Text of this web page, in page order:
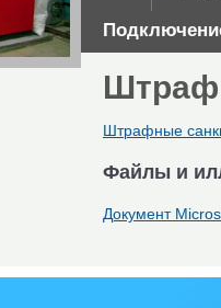
Штрафные
Файлы и
Документ